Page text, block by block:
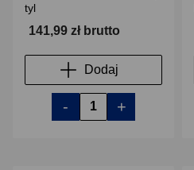
tyl
141,99 zł brutto
Dodaj
- +